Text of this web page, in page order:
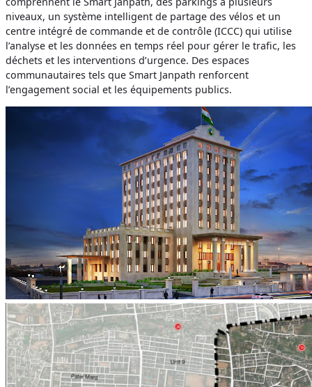
niveaux, un système intelligent de partage des vélos et un
centre intégré de commande et de contrôle (ICCC) qui utilise
l’analyse et les données en temps réel pour gérer le trafic, les
déchets et les interventions d’urgence. Des espaces
communautaires tels que Smart Janpath renforcent
l’engagement social et les équipements publics.